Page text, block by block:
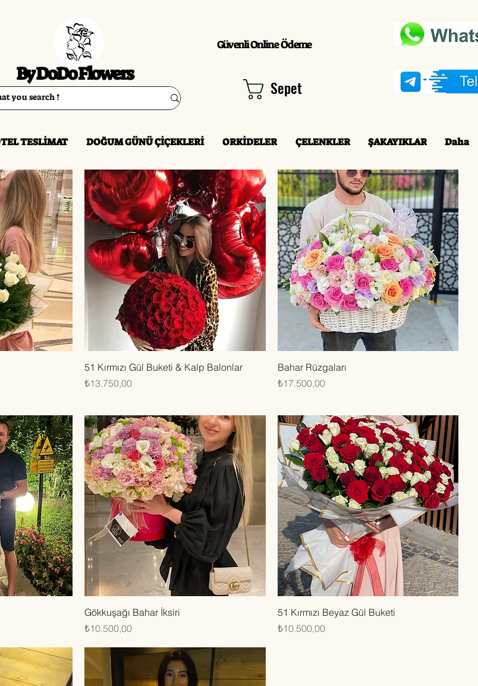
By DoDo Flowers
Güvenli Online Ödeme
Sepet
TESLİMAT DOĞUM GÜNÜ ÇİÇEKLERİ ORKİDELER ÇELENKLER ŞAKAYIKLAR Daha
Hızlı Bakış
51 Kırmızı Gül Buketi & Kalp Balonlar
Fiyat
₺13.750,00
Bahar Rüzgaları
Fiyat
₺17.500,00
Hızlı Bakış
Gökkuşağı Bahar İksiri
Fiyat
₺10.500,00
Hızlı Bakış
51 Kırmızı Beyaz Gül Buketi
Fiyat
₺10.500,00